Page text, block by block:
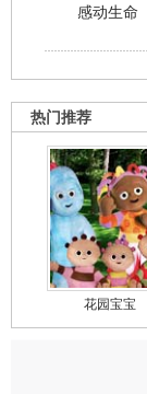
感动生命
热门推荐
花园宝宝